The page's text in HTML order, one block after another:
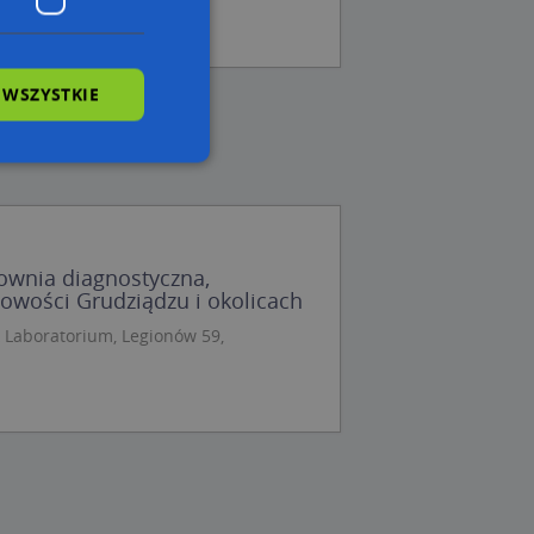
diagnostyczna,
Grudziądzu i okolicach
Legionów 59,
użytkownika i
aby baner